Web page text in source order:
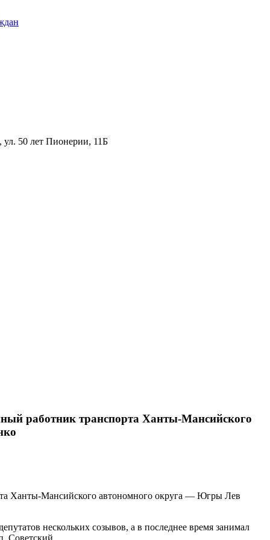
50 лет Пионерии, 11Б
работник транспорта Ханты-Мансийского
Ханты-Мансийского автономного округа — Югры Лев
нескольких созывов, а в последнее время занимал